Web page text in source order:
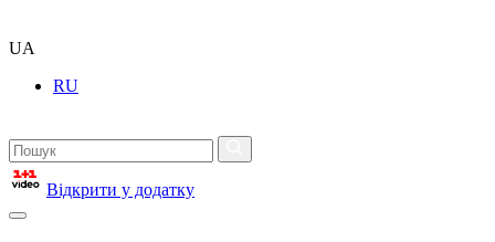
UA
RU
Відкрити у додатку